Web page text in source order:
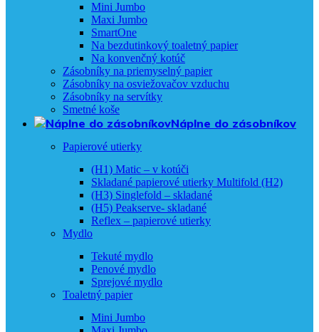
Mini Jumbo
Maxi Jumbo
SmartOne
Na bezdutinkový toaletný papier
Na konvenčný kotúč
Zásobníky na priemyselný papier
Zásobníky na osviežovačov vzduchu
Zásobníky na servítky
Smetné koše
Náplne do zásobníkov
Papierové utierky
(H1) Matic – v kotúči
Skladané papierové utierky Multifold (H2)
(H3) Singlefold – skladané
(H5) Peakserve- skladané
Reflex – papierové utierky
Mydlo
Tekuté mydlo
Penové mydlo
Sprejové mydlo
Toaletný papier
Mini Jumbo